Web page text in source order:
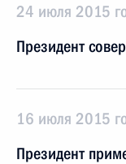
24 июля 2015
Президент
16 июля 2015
Президент